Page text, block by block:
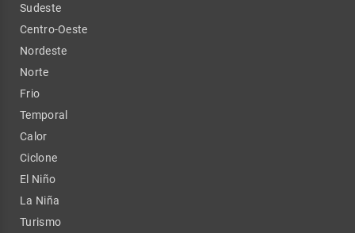
Sudeste
Centro-Oeste
Nordeste
Norte
Frio
Temporal
Calor
Ciclone
El Niño
La Niña
Turismo